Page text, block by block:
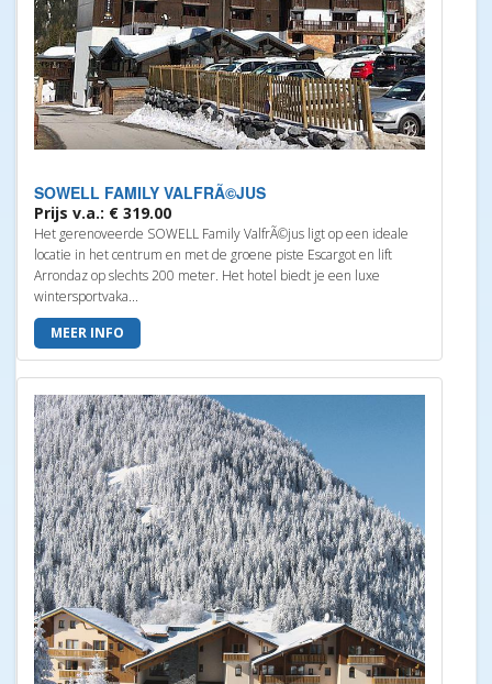
SOWELL FAMILY VALFRÃ©JUS
Prijs v.a.: € 319.00
Het gerenoveerde SOWELL Family ValfrÃ©jus ligt op een ideale
locatie in het centrum en met de groene piste Escargot en lift
Arrondaz op slechts 200 meter. Het hotel biedt je een luxe
wintersportvaka...
MEER INFO